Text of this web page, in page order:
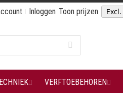
Inloggen Toon prijzen
VERFTOEBEHOREN